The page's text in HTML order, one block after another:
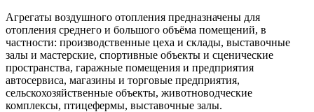
Агрегаты воздушного отопления предназначены для
отопления среднего и большого объёма помещений, в
частности: производственные цеха и склады, выставочные
залы и мастерские, спортивные объекты и сценические
пространства, гаражные помещения и предприятия
автосервиса, магазины и торговые предприятия,
сельскохозяйственные объекты, животноводческие
комплексы, птицефермы, выставочные залы.